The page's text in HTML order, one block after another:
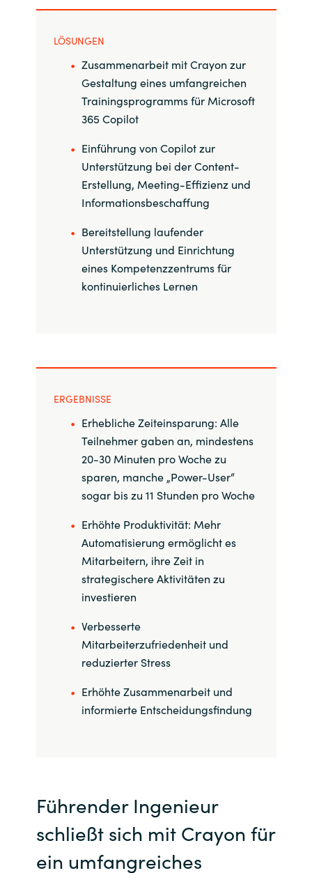
Spain
Sweden
Switzerland
Ukraine
United Kingdom
LÖSUNGEN
Zusammenarbeit mit Crayon zur
Gestaltung eines umfangreichen
Trainingsprogramms für Microsoft
365 Copilot
Einführung von Copilot zur
Unterstützung bei der Content-
Erstellung, Meeting-Effizienz und
Informationsbeschaffung
Bereitstellung laufender
Unterstützung und Einrichtung
eines Kompetenzzentrums für
kontinuierliches Lernen
ERGEBNISSE
Erhebliche Zeiteinsparung: Alle
Teilnehmer gaben an, mindestens
20-30 Minuten pro Woche zu
sparen, manche „Power-User“
sogar bis zu 11 Stunden pro Woche
Erhöhte Produktivität: Mehr
Automatisierung ermöglicht es
Mitarbeitern, ihre Zeit in
strategischere Aktivitäten zu
investieren
Verbesserte
Mitarbeiterzufriedenheit und
reduzierter Stress
Erhöhte Zusammenarbeit und
informierte Entscheidungsfindung
Führender Ingenieur
schließt sich mit Crayon für
ein umfangreiches